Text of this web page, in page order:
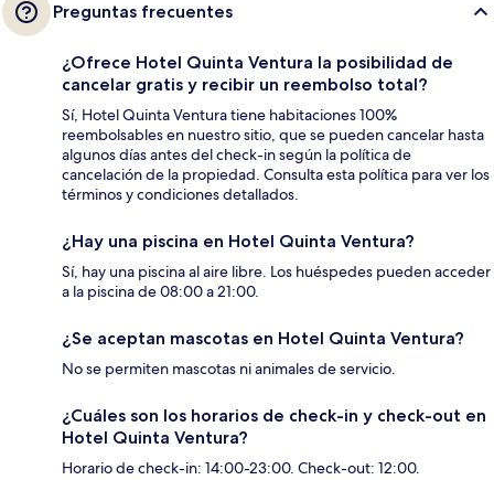
Preguntas frecuentes
¿Ofrece Hotel Quinta Ventura la posibilidad de
cancelar gratis y recibir un reembolso total?
Sí, Hotel Quinta Ventura tiene habitaciones 100%
reembolsables en nuestro sitio, que se pueden cancelar hasta
algunos días antes del check-in según la política de
cancelación de la propiedad. Consulta esta política para ver los
términos y condiciones detallados.
¿Hay una piscina en Hotel Quinta Ventura?
Sí, hay una piscina al aire libre. Los huéspedes pueden acceder
a la piscina de 08:00 a 21:00.
¿Se aceptan mascotas en Hotel Quinta Ventura?
No se permiten mascotas ni animales de servicio.
¿Cuáles son los horarios de check-in y check-out en
Hotel Quinta Ventura?
Horario de check-in: 14:00-23:00. Check-out: 12:00.